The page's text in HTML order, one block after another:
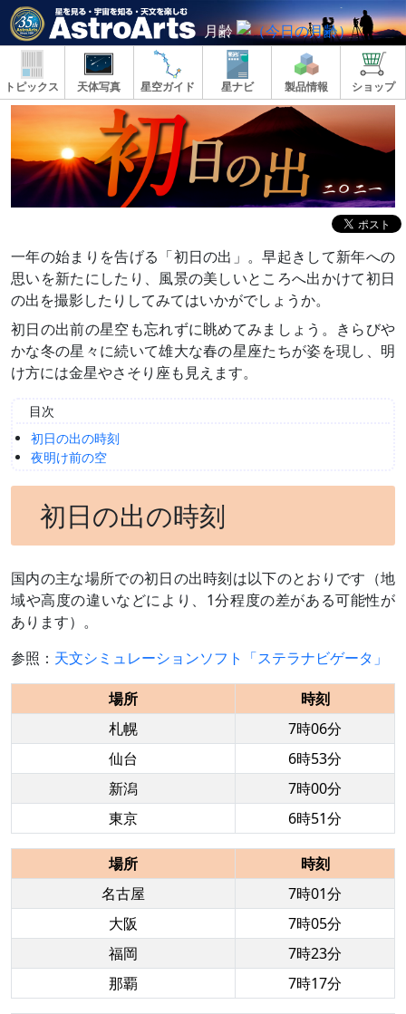
月齢
トピックス 天体写真 星空ガイド 星ナビ 製品情報 ショップ
一年の始まりを告げる「初日の出」。早起きして新年への
思いを新たにしたり、風景の美しいところへ出かけて初日
の出を撮影したりしてみてはいかがでしょうか。
初日の出前の星空も忘れずに眺めてみましょう。きらびや
かな冬の星々に続いて雄大な春の星座たちが姿を現し、明
け方には金星やさそり座も見えます。
目次
初日の出の時刻
夜明け前の空
初日の出の時刻
国内の主な場所での初日の出時刻は以下のとおりです（地
域や高度の違いなどにより、1分程度の差がある可能性が
あります）。
参照： 天文シミュレーションソフト「ステラナビゲータ」
場所
時刻
札幌
7時06分
仙台
6時53分
新潟
7時00分
東京
6時51分
場所
時刻
名古屋
7時01分
大阪
7時05分
福岡
7時23分
那覇
7時17分